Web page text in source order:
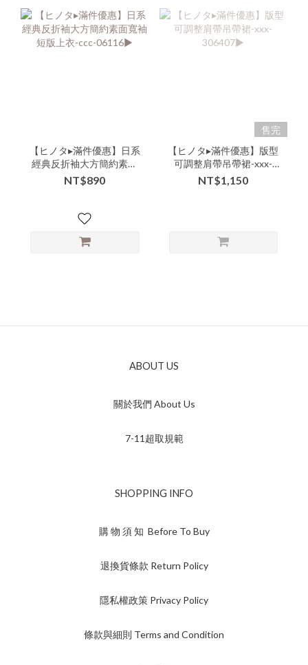
【ヒノタ▸滿件優惠】日系
經典反折袖大方簡約素面
寬袖短版上衣-ccc-
06116▶
NT$890
售完
【ヒノタ▸滿件優惠】版型
可調整肩帶吊帶裙-xxx-
306407▶
NT$1,150
ABOUT US
關於我們 About Us
7-11超取規範
SHOPPING INFO
購 物 須 知 Before To Buy
退換貨條款 Return Policy
隱私權政策 Privacy Policy
條款與細則 Terms and Condition